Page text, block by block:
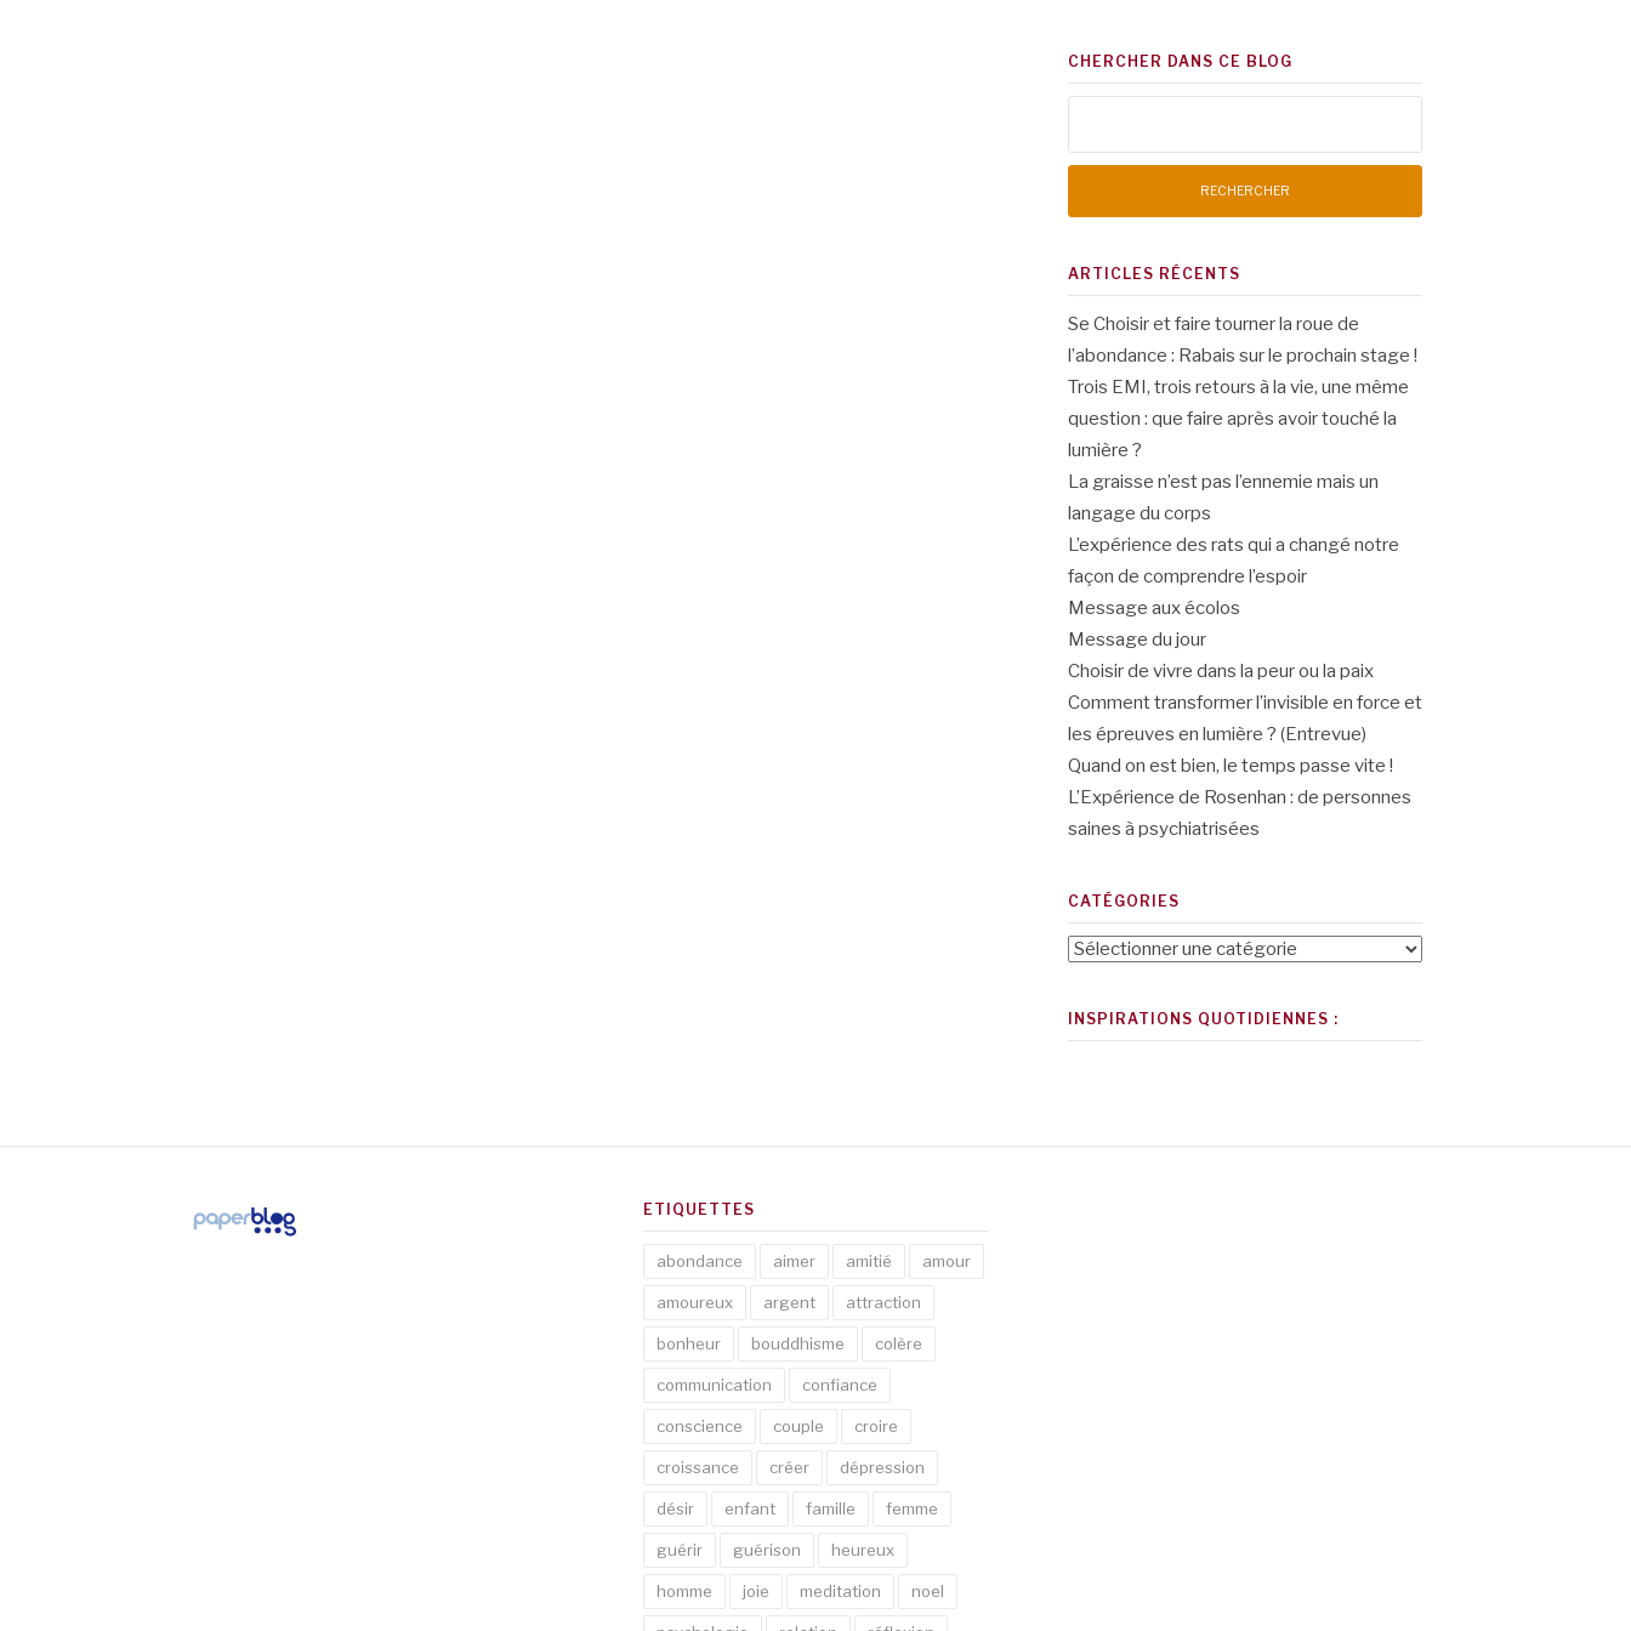
CHERCHER DANS CE BLOG
ARTICLES RÉCENTS
Se Choisir et faire tourner la roue de
l’abondance : Rabais sur le prochain stage !
Trois EMI, trois retours à la vie, une même
question : que faire après avoir touché la
lumière ?
La graisse n’est pas l’ennemie mais un
langage du corps
L’expérience des rats qui a changé notre
façon de comprendre l’espoir
Message aux écolos
Message du jour
Choisir de vivre dans la peur ou la paix
Comment transformer l’invisible en force et
les épreuves en lumière ? (Entrevue)
Quand on est bien, le temps passe vite !
L’Expérience de Rosenhan : de personnes
saines à psychiatrisées
CATÉGORIES
Catégories
INSPIRATIONS QUOTIDIENNES :
ETIQUETTES
abondance aimer amitié amour
amoureux argent attraction
bonheur bouddhisme colère
communication confiance
conscience couple croire
croissance créer dépression
désir enfant famille femme
guérir guérison heureux
homme joie meditation noel